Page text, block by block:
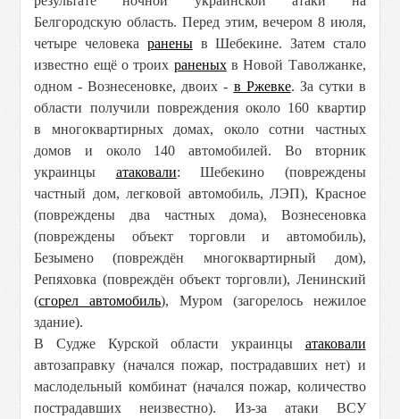
Белгородскую область. Перед этим, вечером 8 июля,
четыре человека раненыв Шебекине. Затем стало
известно ещё о троих раненыхв Новой Таволжанке,
одном - Вознесеновке, двоих - в Ржевке. За сутки в
области получили повреждения около 160 квартир
в многоквартирных домах, около сотни частных
домов и около 140 автомобилей. Во вторник
украинцы атаковали: Шебекино (повреждены
частный дом, легковой автомобиль, ЛЭП), Красное
(повреждены два частных дома), Вознесеновка
(повреждены объект торговли и автомобиль),
Безымено (повреждён многоквартирный дом),
Репяховка (повреждён объект торговли), Ленинский
(сгорел автомобиль), Муром (загорелось нежилое
здание).
В Судже Курской области украинцы атаковали
автозаправку (начался пожар, пострадавших нет) и
маслодельный комбинат (начался пожар, количество
пострадавших неизвестно). Из-за атаки ВСУ